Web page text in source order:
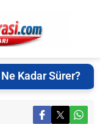
Kadar Sürer?